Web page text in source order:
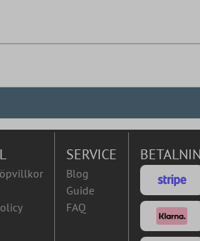
SERVICE
Blog
Guide
FAQ